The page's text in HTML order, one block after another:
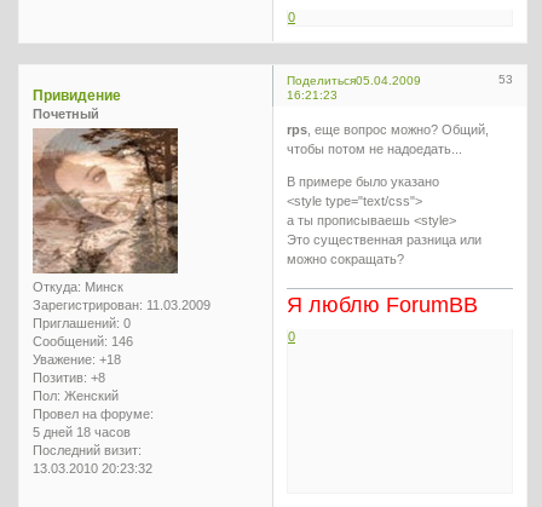
0
Поделиться 53
05.04.2009
16:21:23
Привидение
Почетный
Откуда: Минск
Зарегистрирован: 11.03.2009
Приглашений: 0
Сообщений: 146
Уважение: +18
Позитив: +8
Пол: Женский
Провел на форуме:
5 дней 18 часов
Последний визит:
13.03.2010 20:23:32
rps , еще вопрос можно? Общий,
чтобы потом не надоедать...
В примере было указано
<style type="text/css">
а ты прописываешь <style>
Это существенная разница или
можно сокращать?
Я люблю ForumBB
0